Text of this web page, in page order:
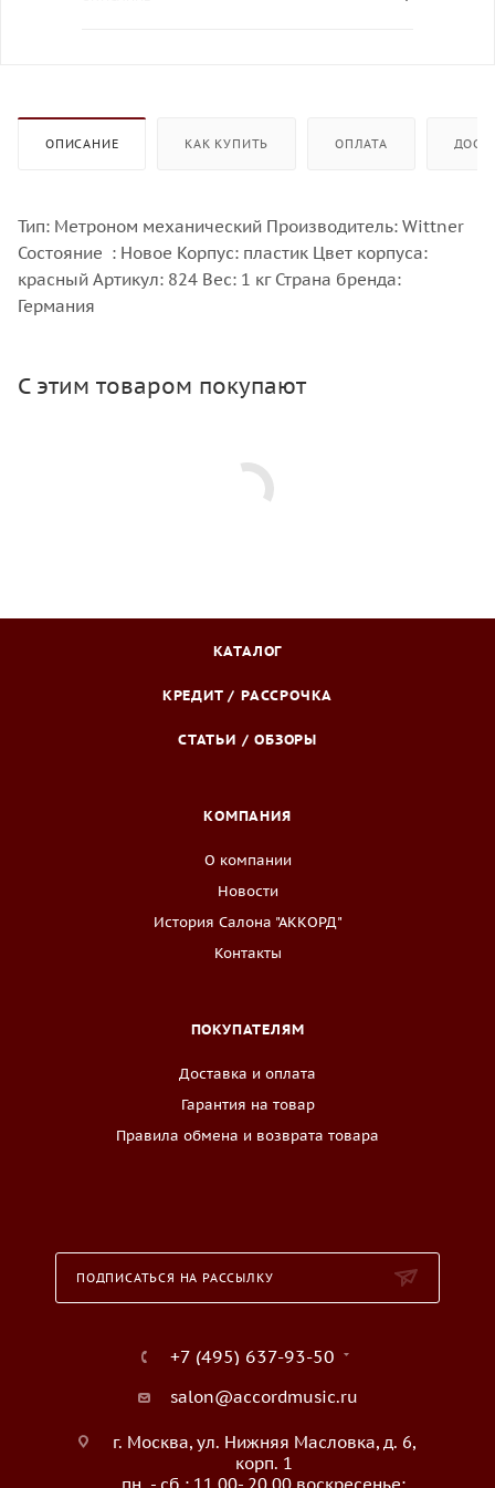
ОПИСАНИЕ КАК КУПИТЬ ОПЛАТА
Тип: Метроном механический Производитель: Wittner
Состояние : Новое Корпус: пластик Цвет корпуса:
красный Артикул: 824 Вес: 1 кг Страна бренда:
Германия
С этим товаром покупают
КАТАЛОГ
КРЕДИТ / РАССРОЧКА
СТАТЬИ / ОБЗОРЫ
КОМПАНИЯ
О компании
Новости
История Салона "АККОРД"
Контакты
ПОКУПАТЕЛЯМ
Доставка и оплата
Гарантия на товар
Правила обмена и возврата товара
ПОДПИСАТЬСЯ НА РАССЫЛКУ
+7 (495) 637-93-50
salon@accordmusic.ru
г. Москва, ул. Нижняя Масловка, д. 6,
корп. 1